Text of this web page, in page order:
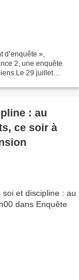
»,
2, une enquête
Le 29 juillet
: au
ce soir à